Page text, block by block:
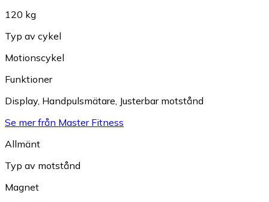
120 kg
Typ av cykel
Motionscykel
Funktioner
Display, Handpulsmätare, Justerbar motstånd
Se mer från Master Fitness
Allmänt
Typ av motstånd
Magnet